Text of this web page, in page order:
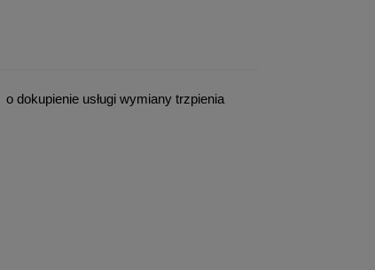
o dokupienie usługi wymiany trzpienia